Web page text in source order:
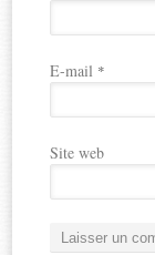
E-mail *
Site web